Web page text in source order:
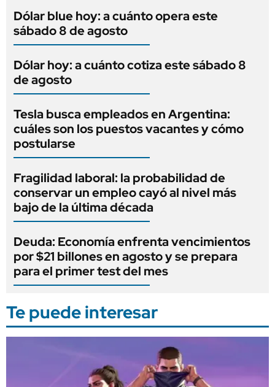
Dólar blue hoy: a cuánto opera este
sábado 8 de agosto
Dólar hoy: a cuánto cotiza este sábado 8
de agosto
Tesla busca empleados en Argentina:
cuáles son los puestos vacantes y cómo
postularse
Fragilidad laboral: la probabilidad de
conservar un empleo cayó al nivel más
bajo de la última década
Deuda: Economía enfrenta vencimientos
por $21 billones en agosto y se prepara
para el primer test del mes
Te puede interesar